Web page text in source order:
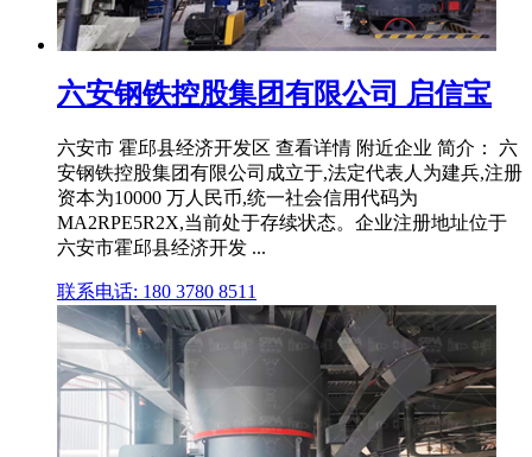
六安钢铁控股集团有限公司 启信宝
六安市 霍邱县经济开发区 查看详情 附近企业 简介： 六
安钢铁控股集团有限公司成立于,法定代表人为建兵,注册
资本为10000 万人民币,统一社会信用代码为
MA2RPE5R2X,当前处于存续状态。企业注册地址位于
六安市霍邱县经济开发 ...
联系电话: 180 3780 8511